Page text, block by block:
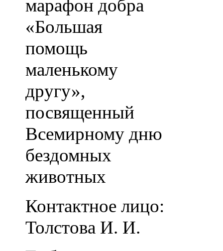
марафон добра
«Большая
помощь
маленькому
другу»,
посвященный
Всемирному дню
бездомных
животных
Контактное лицо:
Толстова И. И.